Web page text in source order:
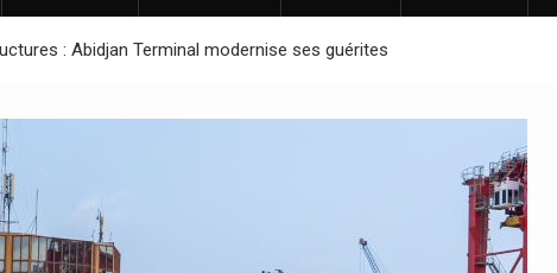
: Abidjan Terminal modernise ses guérites